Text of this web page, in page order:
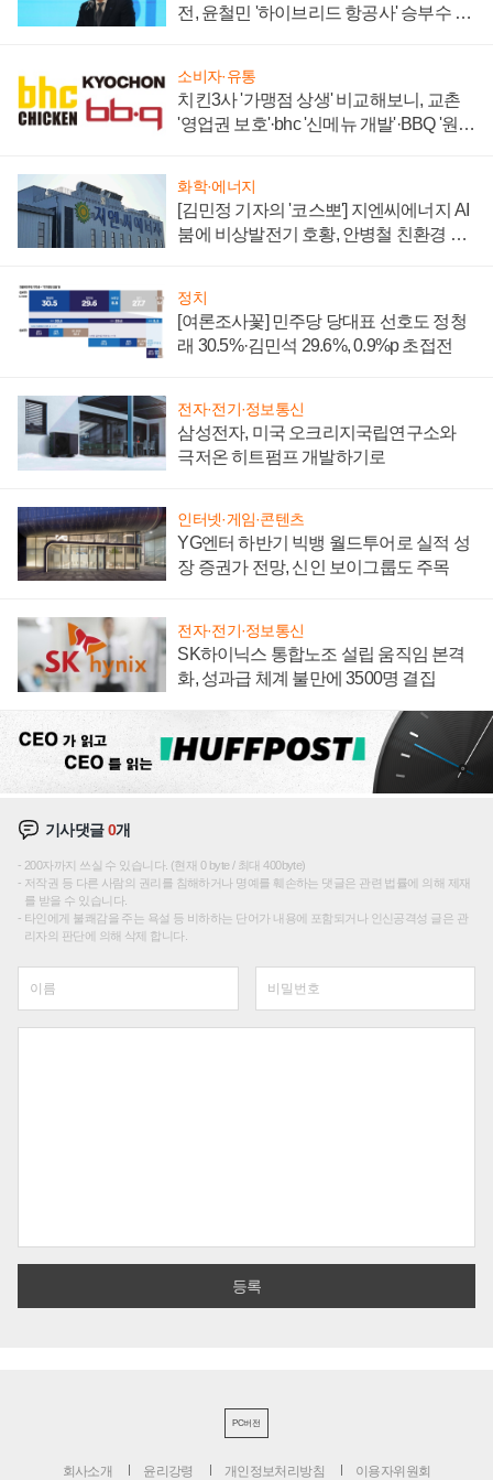
전, 윤철민 '하이브리드 항공사' 승부수 통
소비자·유통
치킨3사 '가맹점 상생' 비교해보니, 교촌
'영업권 보호'·bhc '신메뉴 개발'·BBQ '원가
화학·에너지
[김민정 기자의 '코스뽀'] 지엔씨에너지 AI
붐에 비상발전기 호황, 안병철 친환경 에
정치
[여론조사꽃] 민주당 당대표 선호도 정청
래 30.5%·김민석 29.6%, 0.9%p 초접전
전자·전기·정보통신
삼성전자, 미국 오크리지국립연구소와
극저온 히트펌프 개발하기로
인터넷·게임·콘텐츠
YG엔터 하반기 빅뱅 월드투어로 실적 성
장 증권가 전망, 신인 보이그룹도 주목
전자·전기·정보통신
SK하이닉스 통합노조 설립 움직임 본격
화, 성과급 체계 불만에 3500명 결집
기사댓글0개
200자까지 쓰실 수 있습니다. (현재 0 byte / 최대 400byte)
저작권 등 다른 사람의 권리를 침해하거나 명예를 훼손하는 댓글은 관련 법률에 의해 제재
를 받을 수 있습니다.
타인에게 불쾌감을 주는 욕설 등 비하하는 단어가 내용에 포함되거나 인신공격성 글은 관
리자의 판단에 의해 삭제 합니다.
PC버전
회사소개 윤리강령 개인정보처리방침 이용자위원회